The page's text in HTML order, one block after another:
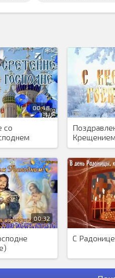
для этого праздника...
00:48
со
00:32
С